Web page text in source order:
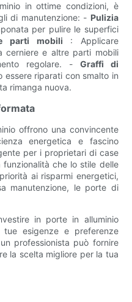
in ottime condizioni, è
di manutenzione: - Pulizia
per pulire le superfici
parti mobili : Applicare
cerniere e altre parti mobili
regolare. - Graffi di
essere riparati con smalto in
rimanga nuova.
offrono una convincente
energetica e fascino
per i proprietari di case
che lo stile delle
ai risparmi energetici,
manutenzione, le porte di
in porte in alluminio
esigenze e preferenze
professionista può fornire
la scelta migliore per la tua